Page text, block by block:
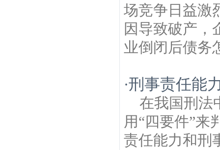
场竞争日益激
因导致破产，
业倒闭后债务
·刑事责任能
在我国刑法
用“四要件”来
责任能力和刑